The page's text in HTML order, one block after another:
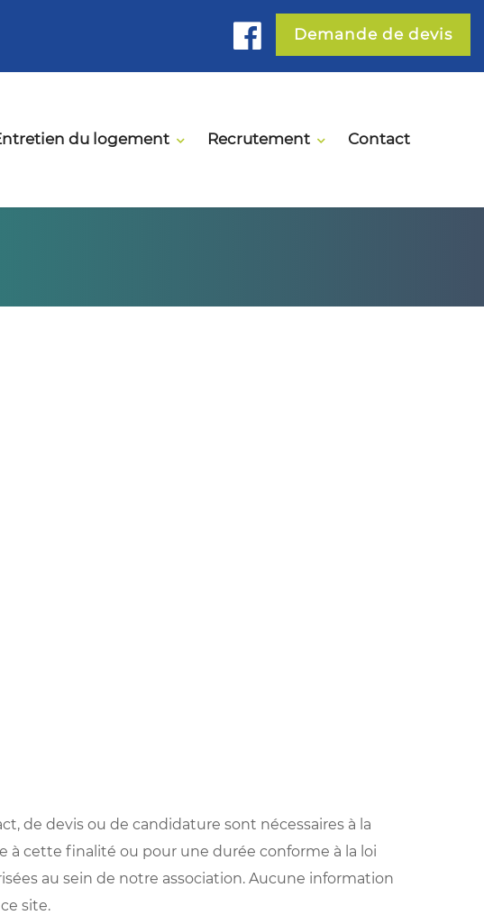
Demande de devis
du logement Recrutement Contact
de devis ou de candidature sont nécessaires à la
à cette finalité ou pour une durée conforme à la loi
au sein de notre association. Aucune information
site.